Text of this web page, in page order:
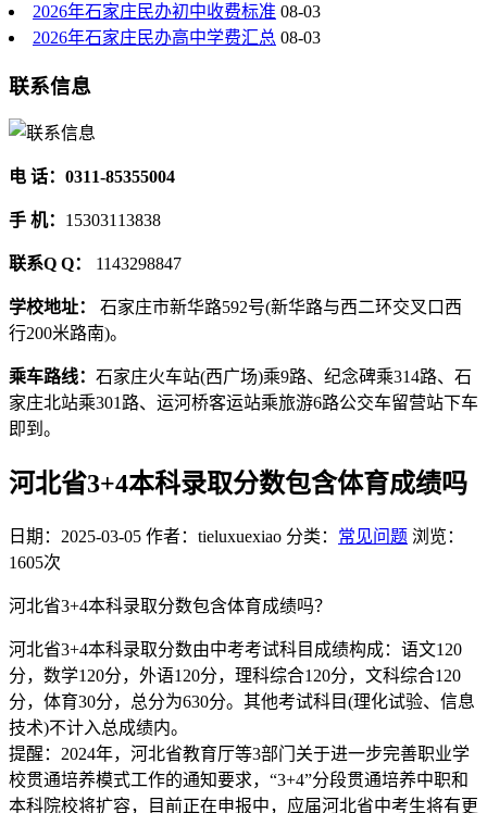
2026年石家庄民办初中收费标准 08-03
2026年石家庄民办高中学费汇总 08-03
联系信息
电 话：0311-85355004
手 机： 15303113838
联系Q Q： 1143298847
学校地址： 石家庄市新华路592号(新华路与西二环交叉口西
行200米路南)。
乘车路线： 石家庄火车站(西广场)乘9路、纪念碑乘314路、石
家庄北站乘301路、运河桥客运站乘旅游6路公交车留营站下车
即到。
河北省3+4本科录取分数包含体育成绩吗
日期：2025-03-05 作者：tieluxuexiao 分类： 常见问题 浏览：
1605次
河北省3+4本科录取分数包含体育成绩吗？
河北省3+4本科录取分数由中考考试科目成绩构成：语文120
分，数学120分，外语120分，理科综合120分，文科综合120
分，体育30分，总分为630分。其他考试科目(理化试验、信息
技术)不计入总成绩内。
提醒：2024年，河北省教育厅等3部门关于进一步完善职业学
校贯通培养模式工作的通知要求，“3+4”分段贯通培养中职和
本科院校将扩容，目前正在申报中，应届河北省中考生将有更